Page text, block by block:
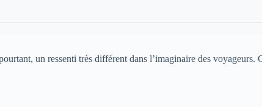
un ressenti très différent dans l’imaginaire des voyageurs.